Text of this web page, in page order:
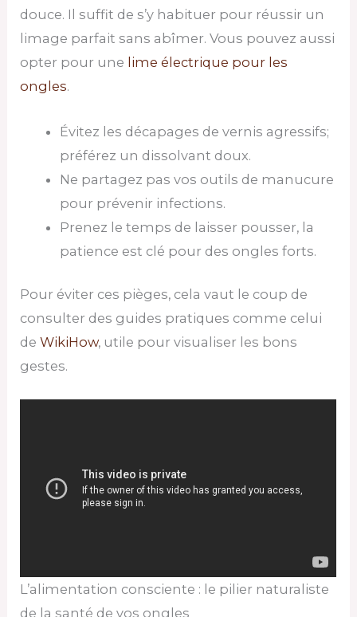
douce. Il suffit de s’y habituer pour réussir un
limage parfait sans abîmer. Vous pouvez aussi
opter pour une lime électrique pour les
ongles.
Évitez les décapages de vernis agressifs;
préférez un dissolvant doux.
Ne partagez pas vos outils de manucure
pour prévenir infections.
Prenez le temps de laisser pousser, la
patience est clé pour des ongles forts.
Pour éviter ces pièges, cela vaut le coup de
consulter des guides pratiques comme celui
deWikiHow, utile pour visualiser les bons
gestes.
L’alimentation consciente : le pilier naturaliste
de la santé de vos ongles